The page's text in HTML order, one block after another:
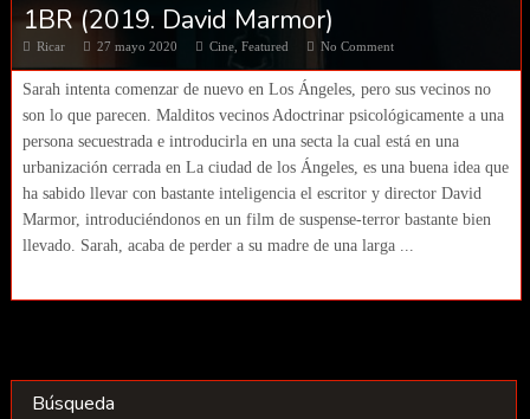
1BR (2019. David Marmor)
Ricar 27 mayo 2020 Cine, Featured No Comment
Sarah intenta comenzar de nuevo en Los Ángeles, pero sus vecinos no
son lo que parecen. Malditos vecinos Adoctrinar psicológicamente a una
persona secuestrada e introducirla en una secta la cual está en una
urbanización cerrada en La ciudad de los Ángeles, es una buena idea que
ha sabido llevar con bastante inteligencia el escritor y director David
Marmor, introduciéndonos en un film de suspense-terror bastante bien
llevado. Sarah, acaba de perder a su madre de una larga ...
Búsqueda